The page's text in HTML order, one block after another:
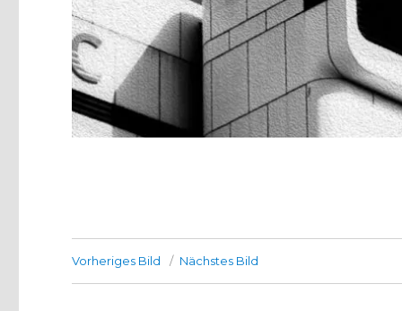
Vorheriges Bild Nächstes Bild